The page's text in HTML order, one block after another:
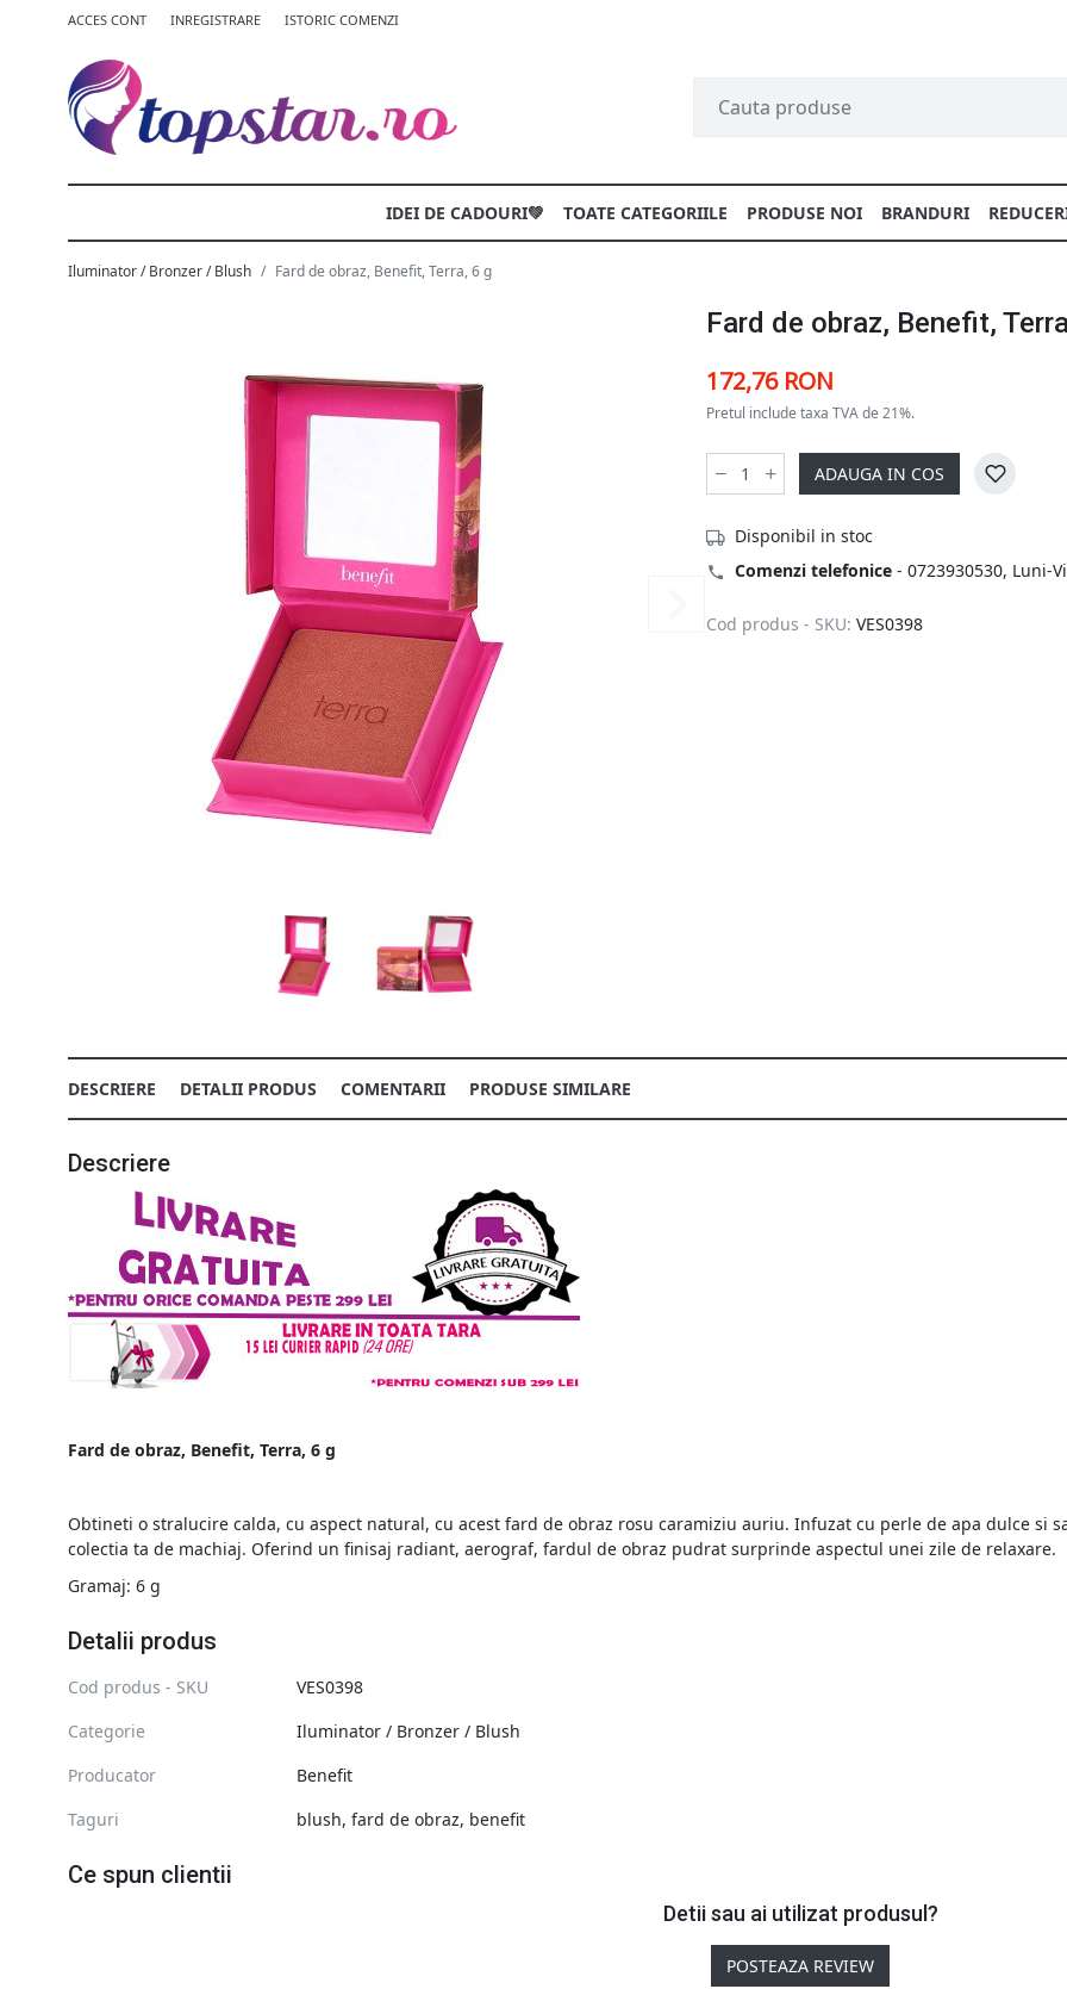
ACCES CONT INREGISTRARE ISTORIC COMENZI
IDEI DE CADOURI💚 TOATE CATEGORIILE PRODUSE NOI BRANDURI
Iluminator / Bronzer / Blush Fard de obraz, Benefit, Terra, 6 g
Fard de obraz, Benefit,
172,76 RON
Pretul include taxa TVA de 21%.
ADAUGA IN COS
Disponibil in stoc
Comenzi telefonice - 0723930530, Luni-
Cod produs - SKU: VES0398
DESCRIERE DETALII PRODUS COMENTARII PRODUSE SIMILARE
Descriere
Fard de obraz, Benefit, Terra, 6 g
Obtineti o stralucire calda, cu aspect natural, cu acest fard de obraz rosu caramiziu auriu. Infuzat cu perle de apa dulce si
colectia ta de machiaj. Oferind un finisaj radiant, aerograf, fardul de obraz pudrat surprinde aspectul unei zile de relaxare.
Gramaj: 6 g
Detalii produs
Cod produs - SKU
VES0398
Categorie
Iluminator / Bronzer / Blush
Producator
Benefit
Taguri
blush, fard de obraz, benefit
Ce spun clientii
Detii sau ai utilizat produsul?
POSTEAZA REVIEW